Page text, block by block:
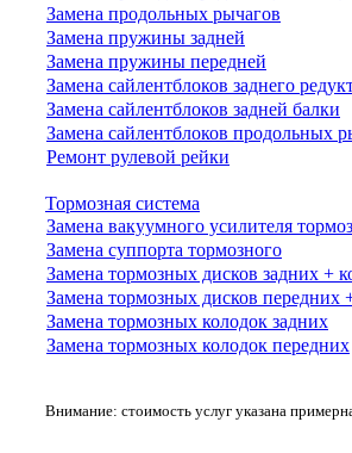
Замена продольных рычагов
Замена пружины задней
Замена пружины передней
Замена сайлентблоков заднего
Замена сайлентблоков задней балки
Замена сайлентблоков продольных
Ремонт рулевой рейки
Тормозная система
Замена вакуумного усилителя
Замена суппорта тормозного
Замена тормозных дисков задних +
Замена тормозных дисков передних
Замена тормозных колодок задних
Замена тормозных колодок передних
Внимание: стоимость услуг указана